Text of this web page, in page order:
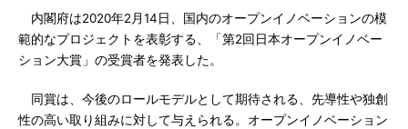
内閣府は2020年2月14日、国内のオープンイノベーションの模
範的なプロジェクトを表彰する、「第2回日本オープンイノベー
ション大賞」の受賞者を発表した。
同賞は、今後のロールモデルとして期待される、先導性や独創
性の高い取り組みに対して与えられる。オープンイノベーション